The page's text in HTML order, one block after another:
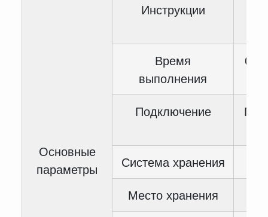
Основные
параметры
Инструкции
Время
выполнения
Подключение
Система хранения
Место хранения